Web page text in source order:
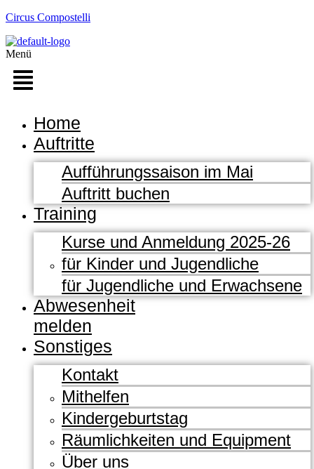
Circus Compostelli
Menü
Home
Auftritte
Aufführungssaison im Mai
Auftritt buchen
Training
Kurse und Anmeldung 2025-26
für Kinder und Jugendliche
für Jugendliche und Erwachsene
Abwesenheit
melden
Sonstiges
Kontakt
Mithelfen
Kindergeburtstag
Räumlichkeiten und Equipment
Über uns